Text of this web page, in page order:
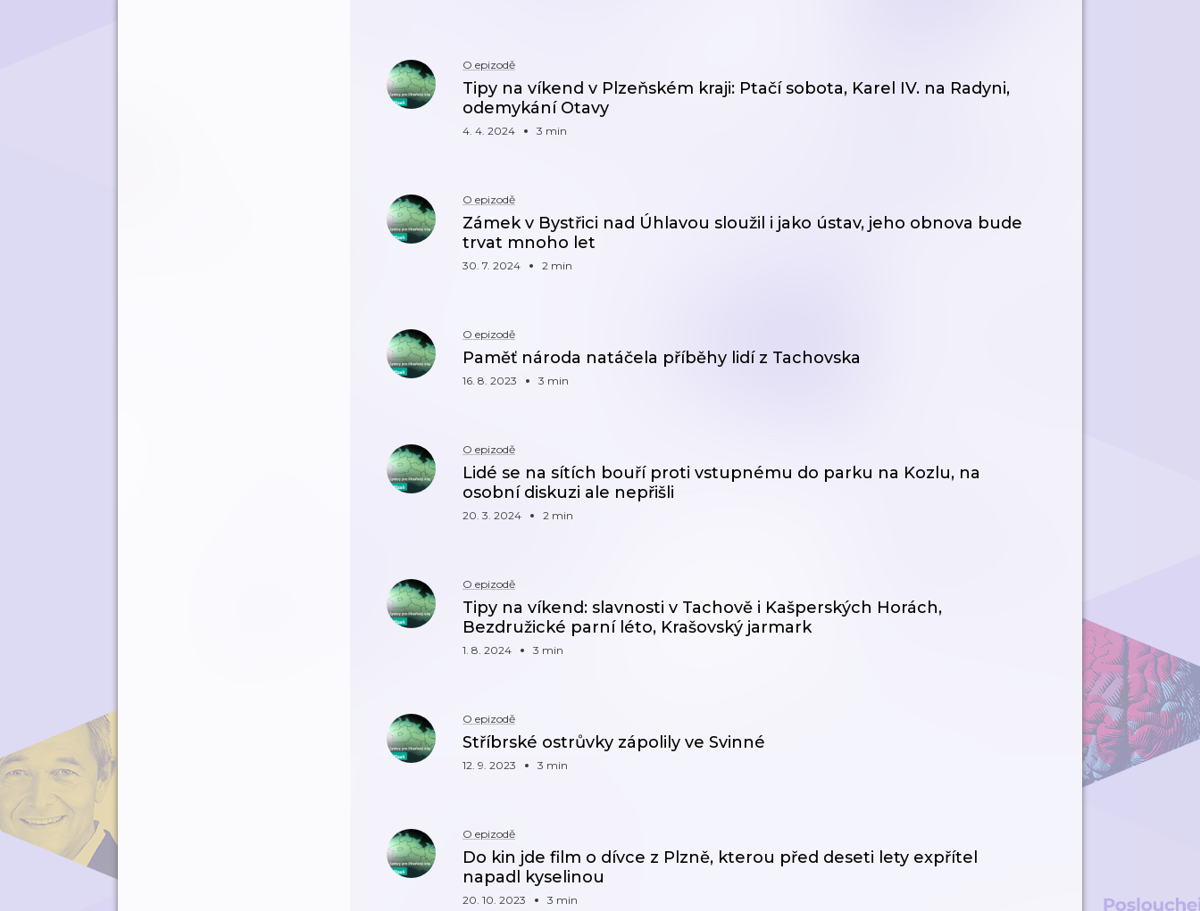
O epizodě
Tipy na víkend v Plzeňském kraji: Ptačí sobota, Karel IV. na Radyni,
odemykání Otavy
4. 4. 2024 3 min
O epizodě
Zámek v Bystřici nad Úhlavou sloužil i jako ústav, jeho obnova bude
trvat mnoho let
30. 7. 2024 2 min
O epizodě
Paměť národa natáčela příběhy lidí z Tachovska
16. 8. 2023 3 min
O epizodě
Lidé se na sítích bouří proti vstupnému do parku na Kozlu, na
osobní diskuzi ale nepřišli
20. 3. 2024 2 min
O epizodě
Tipy na víkend: slavnosti v Tachově i Kašperských Horách,
Bezdružické parní léto, Krašovský jarmark
1. 8. 2024 3 min
O epizodě
Stříbrské ostrůvky zápolily ve Svinné
12. 9. 2023 3 min
O epizodě
Do kin jde film o dívce z Plzně, kterou před deseti lety expřítel
napadl kyselinou
20. 10. 2023 3 min